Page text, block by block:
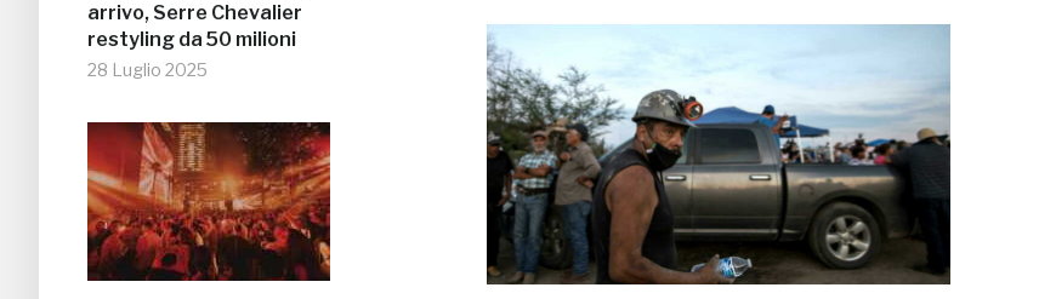
arrivo, Serre Chevalier
restyling da 50 milioni
28 Luglio 2025